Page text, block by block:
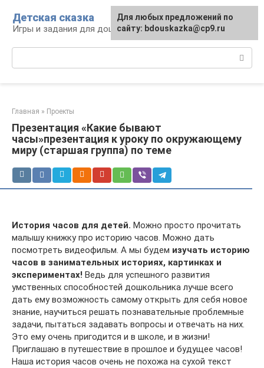
контенту
Детская сказка
Игры и задания для дошкольников
Главная » Проекты
Презентация «Какие бывают
часы»презентация к уроку по окружающему
миру (старшая группа) по теме
История часов для детей. Можно просто прочитать
малышу книжку про историю часов. Можно дать
посмотреть видеофильм. А мы будем изучать историю
часов в занимательных историях, картинках и
экспериментах! Ведь для успешного развития
умственных способностей дошкольника лучше всего
дать ему возможность самому открыть для себя новое
знание, научиться решать познавательные проблемные
задачи, пытаться задавать вопросы и отвечать на них.
Это ему очень пригодится и в школе, и в жизни!
Приглашаю в путешествие в прошлое и будущее часов!
Наша история часов очень не похожа на сухой текст
Для любых предложений по
сайту: bdouskazka@cp9.ru